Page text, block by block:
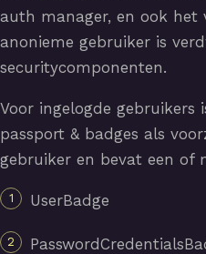
auth manager, en ook het
anonieme gebruiker is
securitycomponenten.
Voor ingelogde gebruikers
passport & badges als
gebruiker en bevat een of
UserBadge